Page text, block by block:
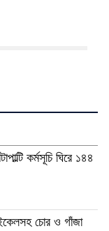
কর্মসূচি ঘিরে ১৪৪
চোর ও গাঁজা